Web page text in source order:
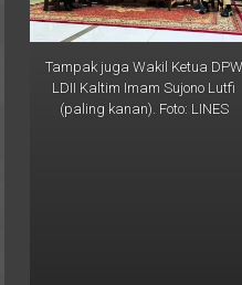
Tampak juga Wakil Ketua DPW
LDII Kaltim Imam Sujono Lutfi
(paling kanan). Foto: LINES